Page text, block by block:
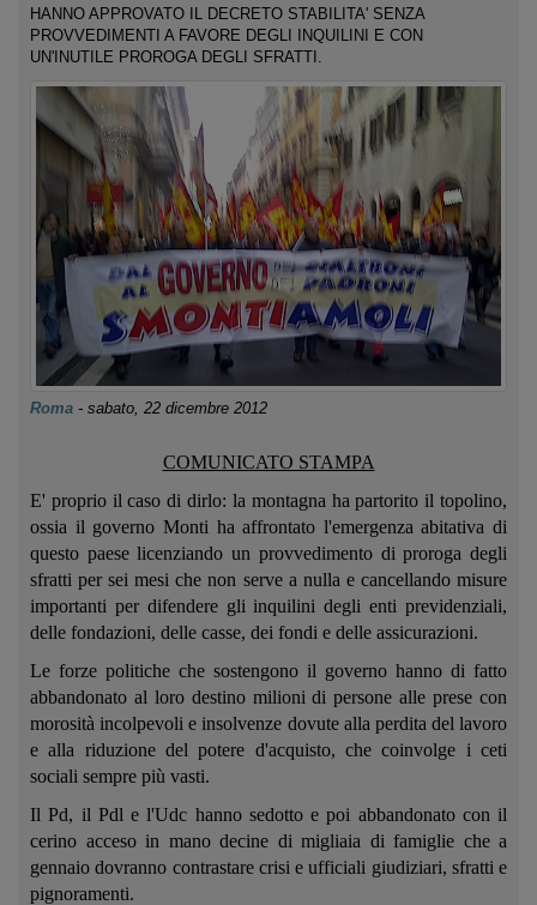
HANNO APPROVATO IL DECRETO STABILITA' SENZA
PROVVEDIMENTI A FAVORE DEGLI INQUILINI E CON
UN'INUTILE PROROGA DEGLI SFRATTI.
Roma - sabato, 22 dicembre 2012
COMUNICATO STAMPA
E' proprio il caso di dirlo: la montagna ha partorito il topolino,
ossia il governo Monti ha affrontato l'emergenza abitativa di
questo paese licenziando un provvedimento di proroga degli
sfratti per sei mesi che non serve a nulla e cancellando misure
importanti per difendere gli inquilini degli enti previdenziali,
delle fondazioni, delle casse, dei fondi e delle assicurazioni.
Le forze politiche che sostengono il governo hanno di fatto
abbandonato al loro destino milioni di persone alle prese con
morosità incolpevoli e insolvenze dovute alla perdita del lavoro
e alla riduzione del potere d'acquisto, che coinvolge i ceti
sociali sempre più vasti.
Il Pd, il Pdl e l'Udc hanno sedotto e poi abbandonato con il
cerino acceso in mano decine di migliaia di famiglie che a
gennaio dovranno contrastare crisi e ufficiali giudiziari, sfratti e
pignoramenti.